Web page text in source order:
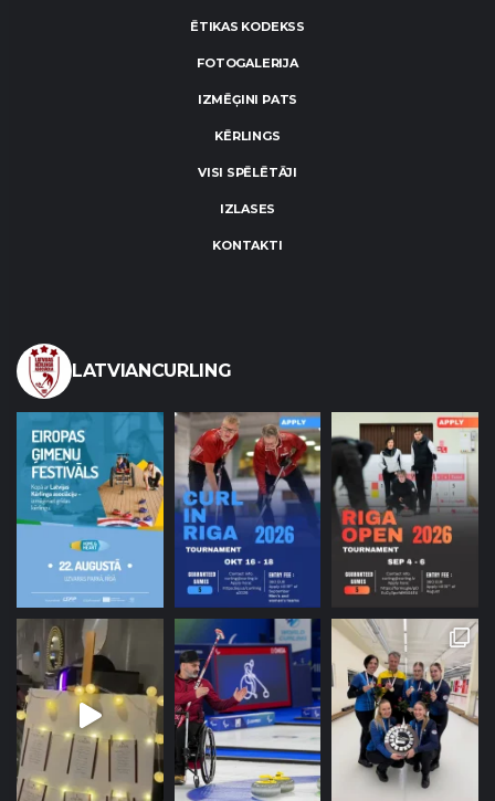
ĒTIKAS KODEKSS
FOTOGALERIJA
IZMĒĢINI PATS
KĒRLINGS
VISI SPĒLĒTĀJI
IZLASES
KONTAKTI
LATVIANCURLING